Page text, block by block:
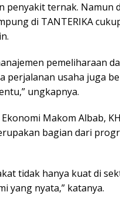
penyakit ternak. Namun
di TANTERIKA
pemeliharaan
perjalanan usaha juga
ungkapnya.
Makom Albab,
bagian dari
tidak hanya kuat di
yang nyata,” katanya.